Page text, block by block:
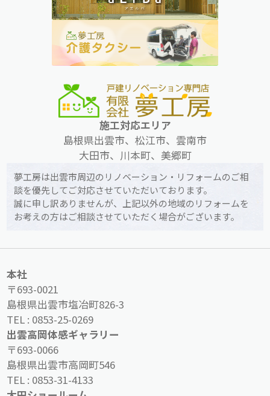
施工対応エリア
島根県出雲市、松江市、雲南市
大田市、川本町、美郷町
夢工房は出雲市周辺のリノベーション・リフォームのご相
談を優先してご対応させていただいております。
誠に申し訳ありませんが、上記以外の地域のリフォームを
お考えの方はご相談させていただく場合がございます。
本社
〒693-0021
島根県出雲市塩冶町826-3
TEL : 0853-25-0269
出雲高岡体感ギャラリー
〒693-0066
島根県出雲市高岡町546
TEL : 0853-31-4133